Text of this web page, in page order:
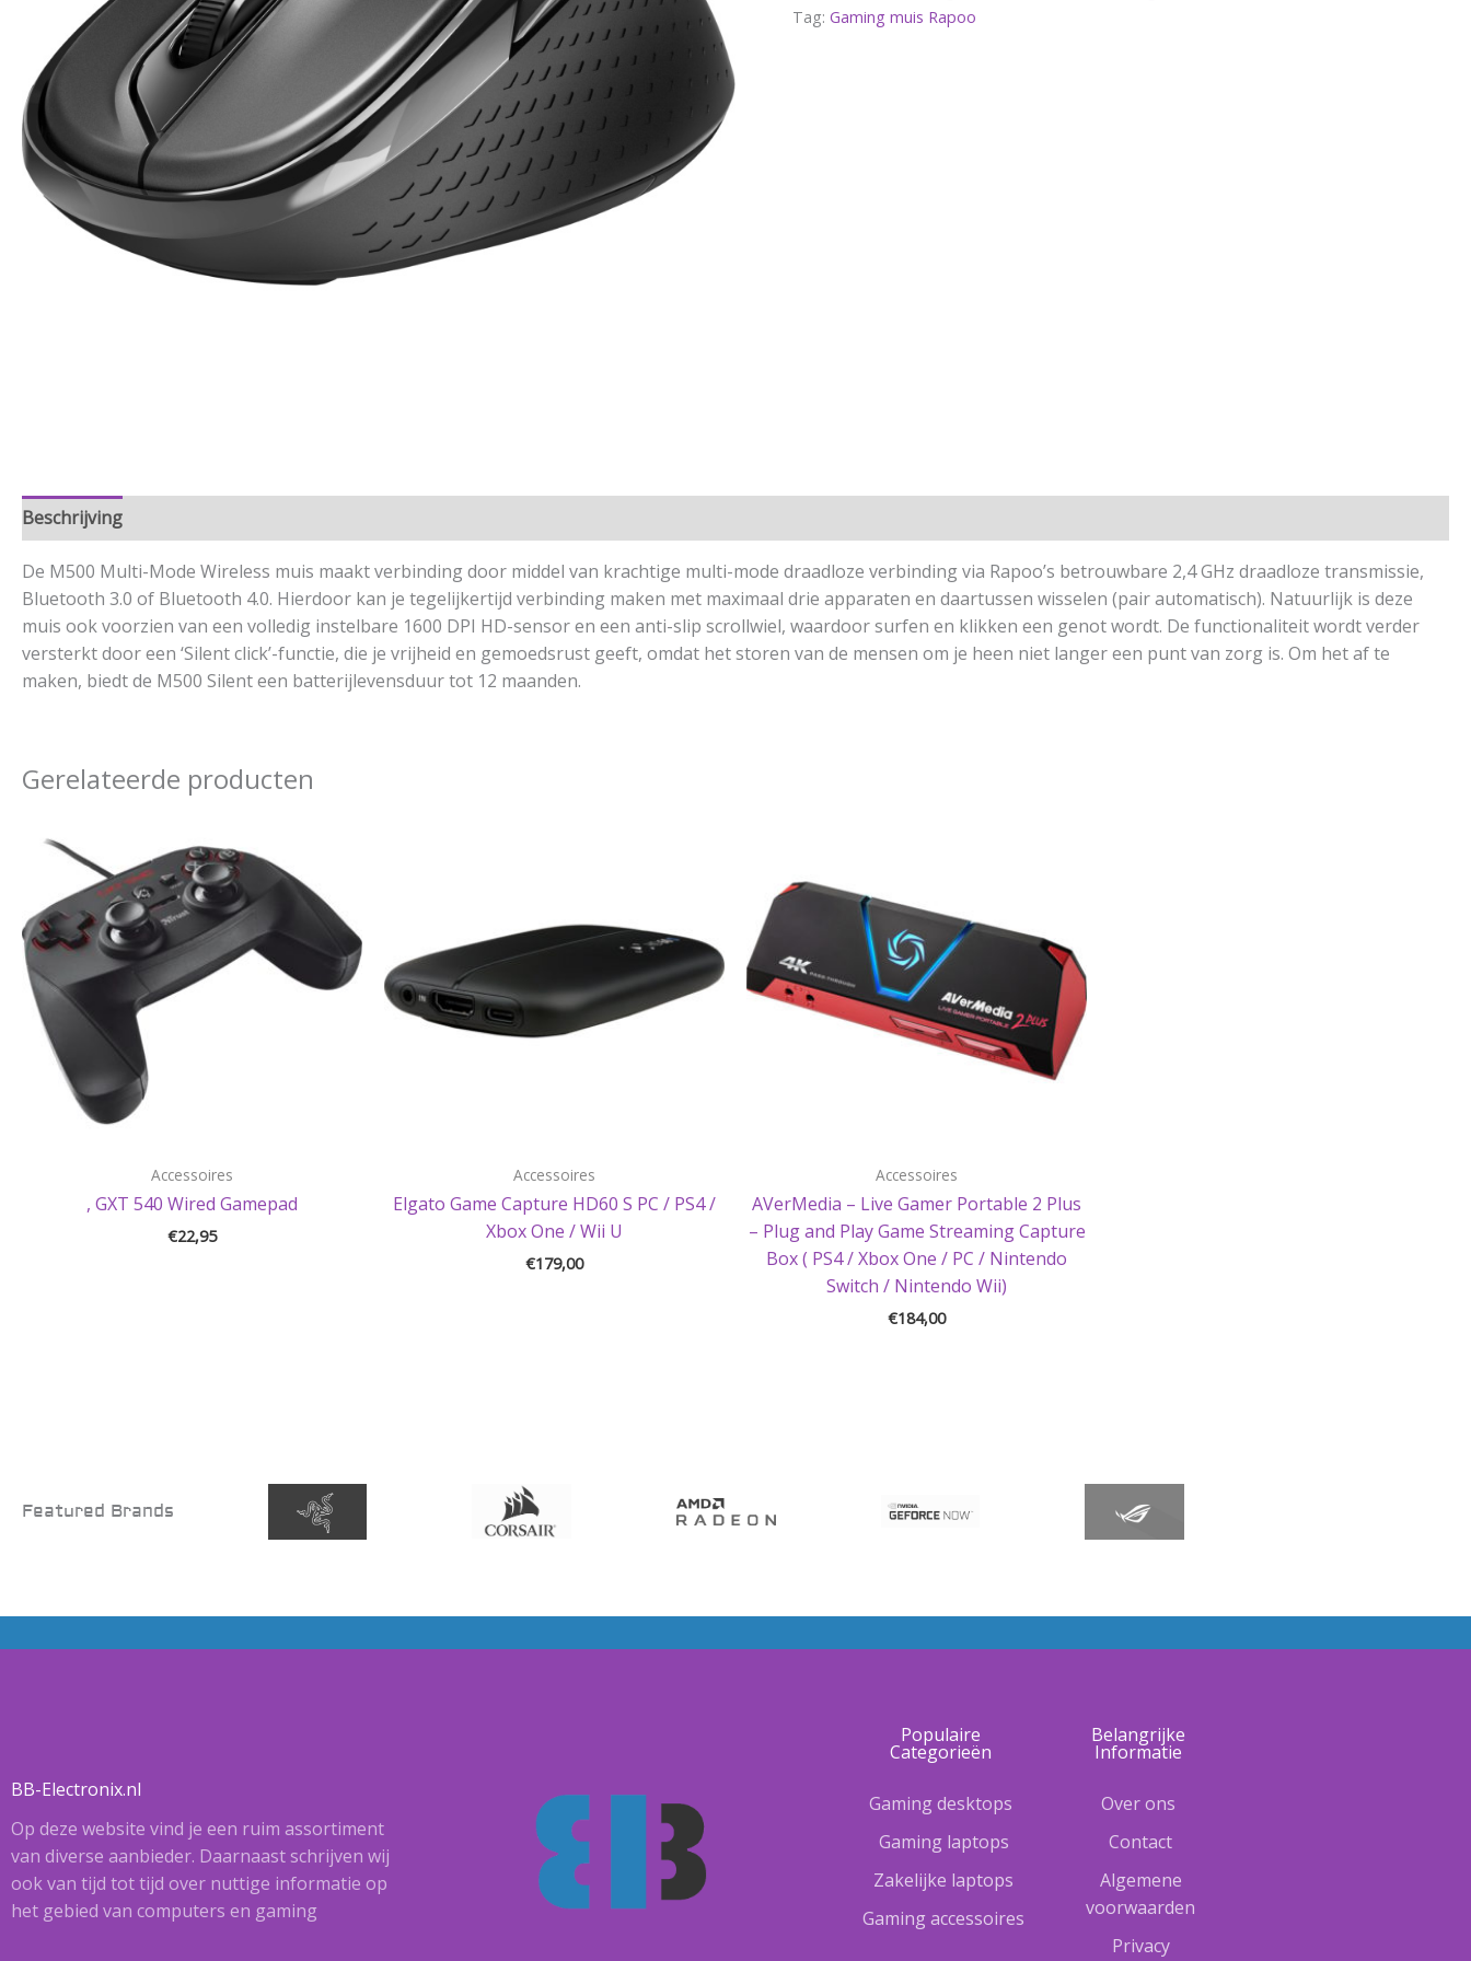
Tag:Gaming muis Rapoo
Beschrijving
De M500 Multi-Mode Wireless muis maakt verbinding door middel van krachtige multi-mode draadloze verbinding via Rapoo’s betrouwbare 2,4 GHz draadloze transmissie,
Bluetooth 3.0 of Bluetooth 4.0. Hierdoor kan je tegelijkertijd verbinding maken met maximaal drie apparaten en daartussen wisselen (pair automatisch). Natuurlijk is deze
muis ook voorzien van een volledig instelbare 1600 DPI HD-sensor en een anti-slip scrollwiel, waardoor surfen en klikken een genot wordt. De functionaliteit wordt verder
versterkt door een ‘Silent click’-functie, die je vrijheid en gemoedsrust geeft, omdat het storen van de mensen om je heen niet langer een punt van zorg is. Om het af te
maken, biedt de M500 Silent een batterijlevensduur tot 12 maanden.
Gerelateerde producten
Accessoires
, GXT 540 Wired Gamepad
€22,95
Accessoires
Elgato Game Capture HD60 S PC / PS4 /
Xbox One / Wii U
€179,00
Accessoires
AVerMedia – Live Gamer Portable 2 Plus
– Plug and Play Game Streaming Capture
Box ( PS4 / Xbox One / PC / Nintendo
Switch / Nintendo Wii)
€184,00
Featured Brands
BB-Electronix.nl
Op deze website vind je een ruim assortiment
van diverse aanbieder. Daarnaast schrijven wij
ook van tijd tot tijd over nuttige informatie op
het gebied van computers en gaming
Populaire
Categorieën
Gaming desktops
Gaming laptops
Zakelijke laptops
Gaming accessoires
Belangrijke
Informatie
Over ons
Contact
Algemene
voorwaarden
Privacy